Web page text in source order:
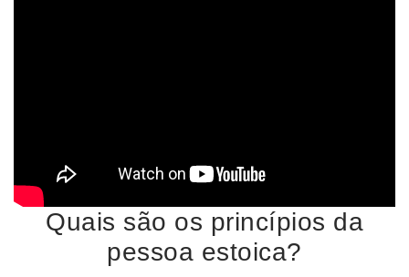
Quais são os princípios da
pessoa estoica?